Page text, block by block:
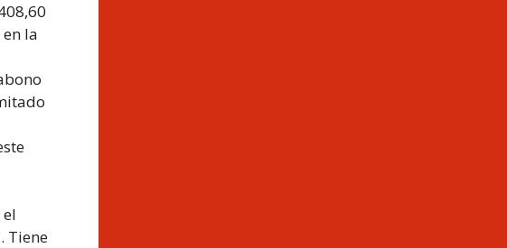
la
Tiene